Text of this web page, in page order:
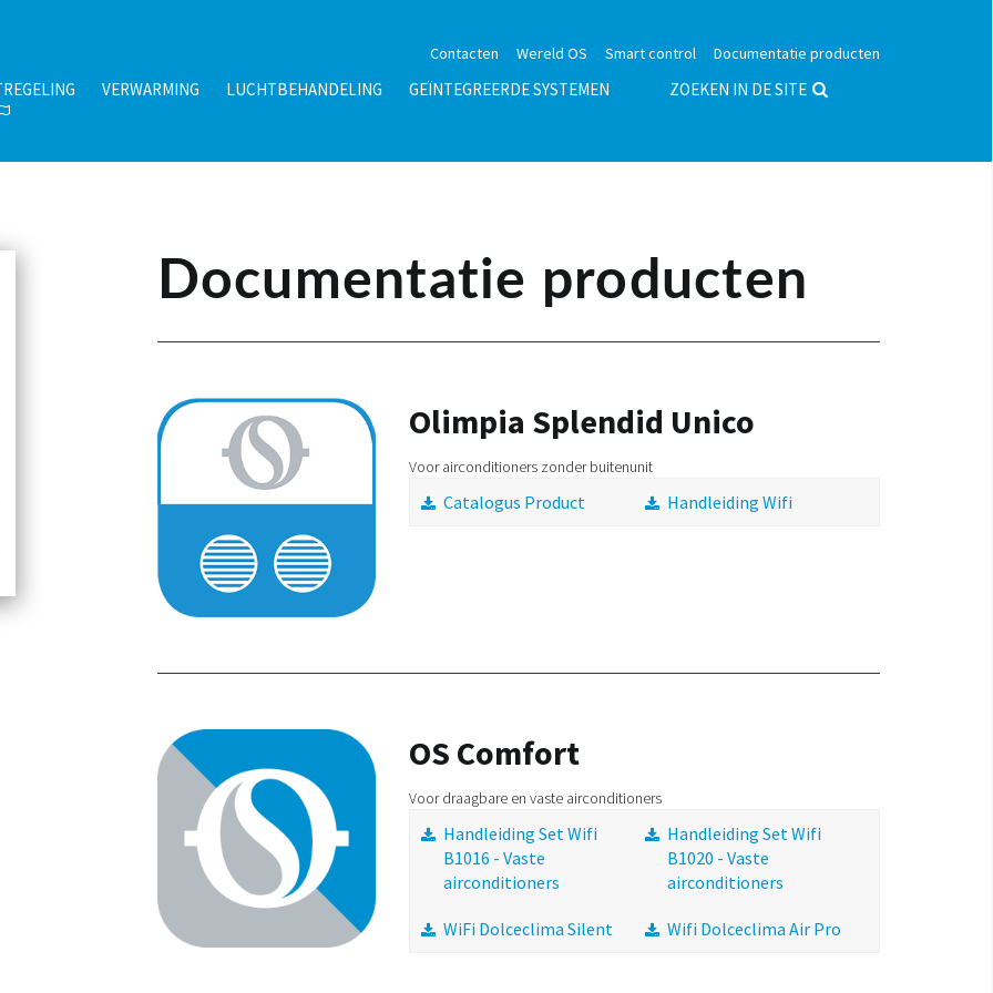
Documentatie producten
Smart control
Wereld OS
Contacten
VERWARMING LUCHTBEHANDELING GEÏNTEGREERDE SYSTEMEN
ZOEKEN IN DE SITE
Documentatie producten
Olimpia Splendid Unico
Voor airconditioners zonder buitenunit
Catalogus Product Handleiding Wifi
OS Comfort
Voor draagbare en vaste airconditioners
Handleiding Set Wifi
B1016 - Vaste
airconditioners
Handleiding Set Wifi
B1020 - Vaste
airconditioners
WiFi Dolceclima Silent Wifi Dolceclima Air Pro